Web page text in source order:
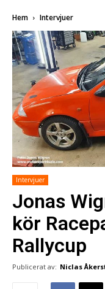
Hem Intervjuer
Intervjuer
Jonas
kör
Rallycup
Publicerat av: Niclas